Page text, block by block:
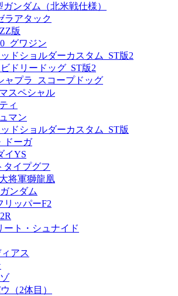
ンダム（北米戦仕様）
ラアタック
版
グワジン
ドショルダーカスタム_ST版2
ドリードッグ_ST版2
ャプラ_スコープドッグ
スペシャル
ィ
マン
ドショルダーカスタム_ST版
ドーガ
イYS
タイプグフ
将軍獅龍凰
ンダム
リッパーF2
ート・シュナイド
アス
（2体目）